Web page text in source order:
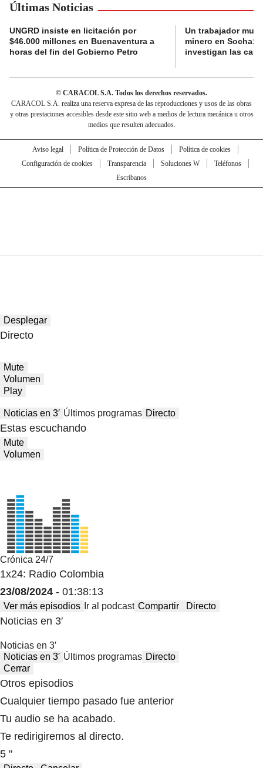
Últimas Noticias
UNGRD insiste en licitación por
$46.000 millones en Buenaventura a
horas del fin del Gobierno Petro
Un trabajador
minero en Socha;
investigan las
© CARACOL S.A. Todos los derechos reservados.
CARACOL S.A. realiza una reserva expresa de las reproducciones y usos de las obras
y otras prestaciones accesibles desde este sitio web a medios de lectura mecánica u otros
medios que resulten adecuados.
Aviso legal Política de Protección de Datos
Política de cookies
Configuración de cookies
Transparencia Soluciones W
Teléfonos
Escríbanos
Desplegar
Directo
Mute
Volumen
Play
Noticias en 3′ Últimos programas Directo
Estas escuchando
Mute
Volumen
Crónica 24/7
1x24: Radio Colombia
23/08/2024 - 01:38:13
Ver más episodios Ir al podcast Compartir Directo
Noticias en 3′
Noticias en 3′
Noticias en 3′ Últimos programas Directo
Cerrar
Otros episodios
Cualquier tiempo pasado fue anterior
Tu audio se ha acabado.
Te redirigiremos al directo.
5 "